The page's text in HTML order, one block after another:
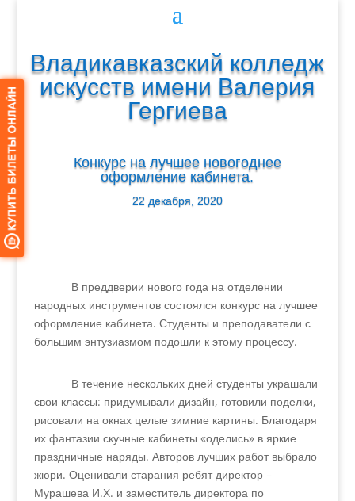
Владикавказский колледж
искусств имени Валерия
Гергиева
Конкурс на лучшее новогоднее
оформление кабинета.
22 декабря, 2020
В преддверии нового года на отделении
народных инструментов состоялся конкурс на лучшее
оформление кабинета. Студенты и преподаватели с
большим энтузиазмом подошли к этому процессу.
В течение нескольких дней студенты украшали
свои классы: придумывали дизайн, готовили поделки,
рисовали на окнах целые зимние картины. Благодаря
их фантазии скучные кабинеты «оделись» в яркие
праздничные наряды. Авторов лучших работ выбрало
жюри. Оценивали старания ребят директор –
Мурашева И.Х. и заместитель директора по